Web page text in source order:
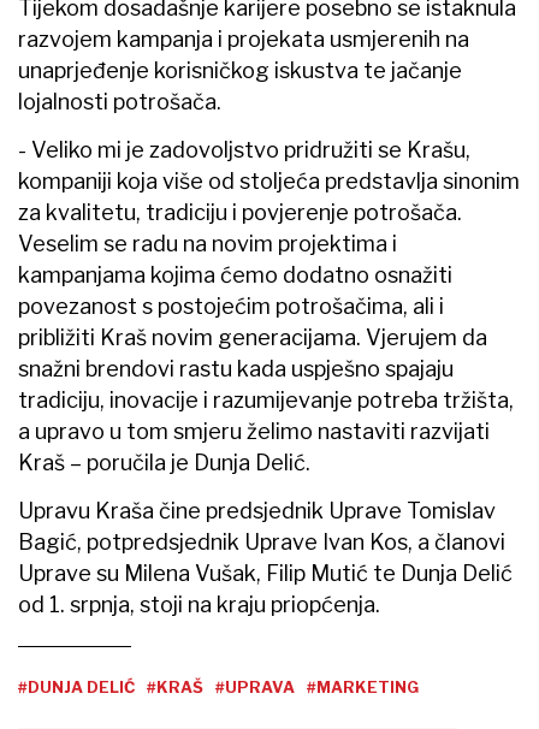
Tijekom dosadašnje karijere posebno se istaknula
razvojem kampanja i projekata usmjerenih na
unaprjeđenje korisničkog iskustva te jačanje
lojalnosti potrošača.
- Veliko mi je zadovoljstvo pridružiti se Krašu,
kompaniji koja više od stoljeća predstavlja sinonim
za kvalitetu, tradiciju i povjerenje potrošača.
Veselim se radu na novim projektima i
kampanjama kojima ćemo dodatno osnažiti
povezanost s postojećim potrošačima, ali i
približiti Kraš novim generacijama. Vjerujem da
snažni brendovi rastu kada uspješno spajaju
tradiciju, inovacije i razumijevanje potreba tržišta,
a upravo u tom smjeru želimo nastaviti razvijati
Kraš – poručila je Dunja Delić.
Upravu Kraša čine predsjednik Uprave Tomislav
Bagić, potpredsjednik Uprave Ivan Kos, a članovi
Uprave su Milena Vušak, Filip Mutić te Dunja Delić
od 1. srpnja, stoji na kraju priopćenja.
#DUNJA DELIĆ #KRAŠ #UPRAVA #MARKETING